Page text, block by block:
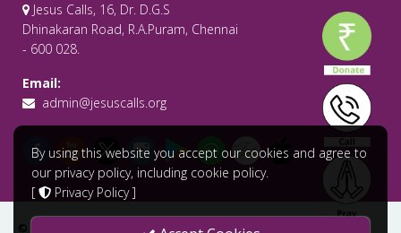
Jesus Calls, 16, Dr. D.G.S
Dhinakaran Road, R.A.Puram, Chennai
- 600 028.
Email:
admin@jesuscalls.org
© 2026 All Rights Reserved .Jesus Calls - Praying for the World
By using this website you accept our cookies and agree to
our privacy policy, including cookie policy.
[
Privacy Policy]